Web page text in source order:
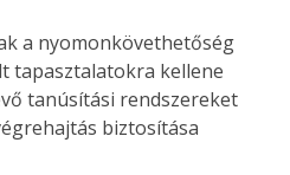
a nyomonkövethetőség
tapasztalatokra kellene
tanúsítási rendszereket
biztosítása